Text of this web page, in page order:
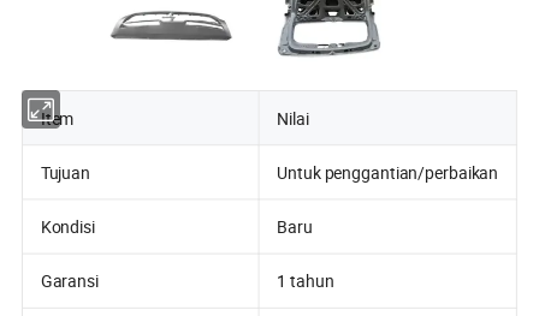
Item Nilai
Tujuan Untuk penggantian/perbaikan
Kondisi Baru
Garansi 1 tahun